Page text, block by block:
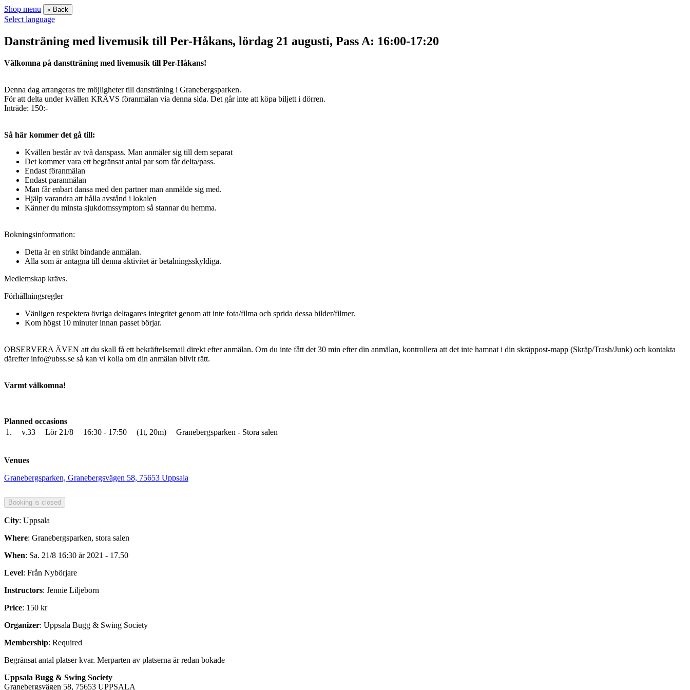
Shop menu « Back
Select language
Dansträning med livemusik till Per-Håkans, lördag 21 augusti, Pass A: 16:00-17:20
Välkomna på danstträning med livemusik till Per-Håkans!
Denna dag arrangeras tre möjligheter till dansträning i Granebergsparken.
För att delta under kvällen KRÄVS föranmälan via denna sida. Det går inte att köpa biljett i dörren.
Inträde: 150:-
Så här kommer det gå till:
Kvällen består av två danspass. Man anmäler sig till dem separat
Det kommer vara ett begränsat antal par som får delta/pass.
Endast föranmälan
Endast paranmälan
Man får enbart dansa med den partner man anmälde sig med.
Hjälp varandra att hålla avstånd i lokalen
Känner du minsta sjukdomssymptom så stannar du hemma.
Bokningsinformation:
Detta är en strikt bindande anmälan.
Alla som är antagna till denna aktivitet är betalningsskyldiga.
Medlemskap krävs.
Förhållningsregler
Vänligen respektera övriga deltagares integritet genom att inte fota/filma och sprida dessa bilder/filmer.
Kom högst 10 minuter innan passet börjar.
OBSERVERA ÄVEN att du skall få ett bekräftelsemail direkt efter anmälan. Om du inte fått det 30 min efter din anmälan, kontrollera att det inte hamnat i din skräppost-mapp (Skräp/Trash/Junk) och kontakta
därefter info@ubss.se så kan vi kolla om din anmälan blivit rätt.
Varmt välkomna!
Planned occasions
1.
v.33 Lör 21/8 16:30 - 17:50 (1t, 20m) Granebergsparken - Stora salen
Venues
Granebergsparken, Granebergsvägen 58, 75653 Uppsala
City: Uppsala
Where: Granebergsparken, stora salen
When: Sa. 21/8 16:30 år 2021 - 17.50
Level: Från Nybörjare
Instructors: Jennie Liljeborn
Price: 150 kr
Organizer: Uppsala Bugg & Swing Society
Membership: Required
Begränsat antal platser kvar. Merparten av platserna är redan bokade
Uppsala Bugg & Swing Society
Granebergsvägen 58, 75653 UPPSALA